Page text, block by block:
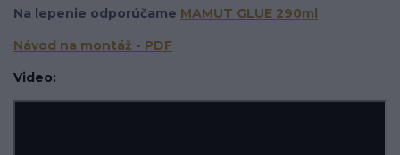
Na lepenie odporúčame MAMUT GLUE 290ml
Návod na montáž - PDF
Video: